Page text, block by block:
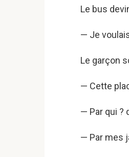
Le bus
— Je
Le garçon
— Cette
— Par qui ?
— Par mes